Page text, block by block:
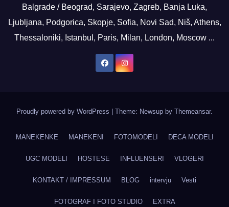
Balgrade / Beograd, Sarajevo, Zagreb, Banja Luka,
Ljubljana, Podgorica, Skopje, Sofia, Novi Sad, Niš, Athens,
Thessaloniki, Istanbul, Paris, Milan, London, Moscow ...
Proudly powered by WordPress Theme: Newsup by Themeansar.
MANEKENKE MANEKENI FOTOMODELI DECA MODELI
UGC MODELI HOSTESE INFLUENSERI VLOGERI
KONTAKT / IMPRESSUM BLOG intervju Vesti
FOTOGRAF I FOTO STUDIO EXTRA